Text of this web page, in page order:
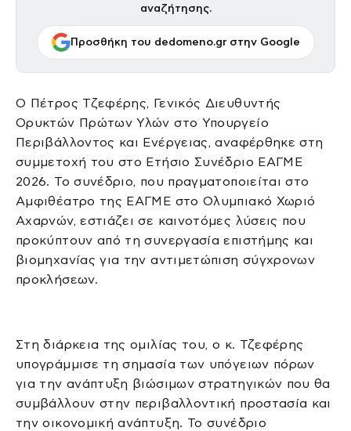
αναζήτησης.
Προσθήκη του dedomeno.gr στην Google
Ο Πέτρος Τζεφέρης, Γενικός Διευθυντής
Ορυκτών Πρώτων Υλών στο Υπουργείο
Περιβάλλοντος και Ενέργειας, αναφέρθηκε στη
συμμετοχή του στο Ετήσιο Συνέδριο ΕΑΓΜΕ
2026. Το συνέδριο, που πραγματοποιείται στο
Αμφιθέατρο της ΕΑΓΜΕ στο Ολυμπιακό Χωριό
Αχαρνών, εστιάζει σε καινοτόμες λύσεις που
προκύπτουν από τη συνεργασία επιστήμης και
βιομηχανίας για την αντιμετώπιση σύγχρονων
προκλήσεων.
Στη διάρκεια της ομιλίας του, ο κ. Τζεφέρης
υπογράμμισε τη σημασία των υπόγειων πόρων
για την ανάπτυξη βιώσιμων στρατηγικών που θα
συμβάλλουν στην περιβαλλοντική προστασία και
την οικονομική ανάπτυξη. Το συνέδριο